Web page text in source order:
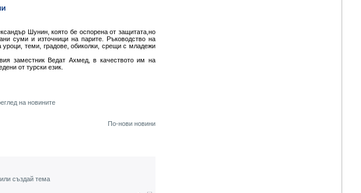
Шунин, която бе оспорена от защитата,но
суми и източници на парите. Ръководство на
уроци, теми, градове, обиколки, срещи с младежи
заместник Ведат Ахмед, в качеството им на
от турски език.
на новините
По-нови новини
създай тема